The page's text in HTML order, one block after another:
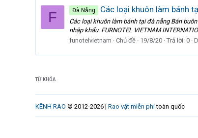
F Đà Nẵng Các loại khuôn làm bánh
Các loại khuôn làm bánh tại đà nẵng Bán
nhập khẩu. FURNOTEL VIETNAM
funotelvietnam
Chủ đề 19/8/20 Trả lời: 0
TỪ KHÓA
KÊNH RAO © 2012-2026 | Rao vặt miễn phítoàn quốc